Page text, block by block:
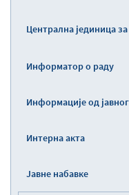
Централна јединица
Информатор о раду
Информације од јавног
Интерна акта
Јавне набавке